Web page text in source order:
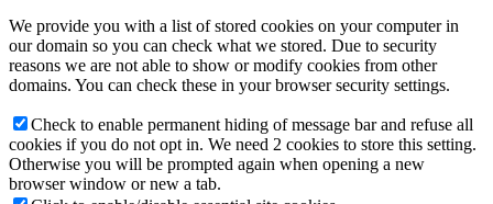
We provide you with a list of stored cookies on your computer in
our domain so you can check what we stored. Due to security
reasons we are not able to show or modify cookies from other
domains. You can check these in your browser security settings.
Check to enable permanent hiding of message bar and refuse all
cookies if you do not opt in. We need 2 cookies to store this setting.
Otherwise you will be prompted again when opening a new
browser window or new a tab.